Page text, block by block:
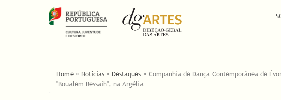
ESTÁ AQUI
Home » Notícias » Destaques » Companhia de Dança Contemporânea de
"Boualem Bessaih", na Argélia